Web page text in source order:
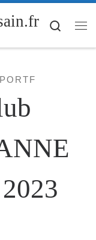
Search